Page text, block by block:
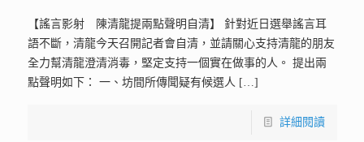
【謠言影射 陳清龍提兩點聲明自清】 針對近日選舉謠言耳
語不斷，清龍今天召開記者會自清，並請關心支持清龍的朋友
全力幫清龍澄清消毒，堅定支持一個實在做事的人。 提出兩
點聲明如下： 一、坊間所傳聞疑有候選人 […]
詳細閱讀